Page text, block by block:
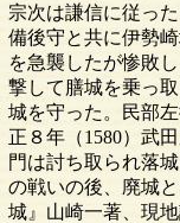
宗次は謙信に従っ
備後守と共に伊勢
を急襲したが惨敗
撃して膳城を乗っ
城を守った。民部
正８年（1580）武
門は討ち取られ落
の戦いの後、廃城
城』山崎一著、現